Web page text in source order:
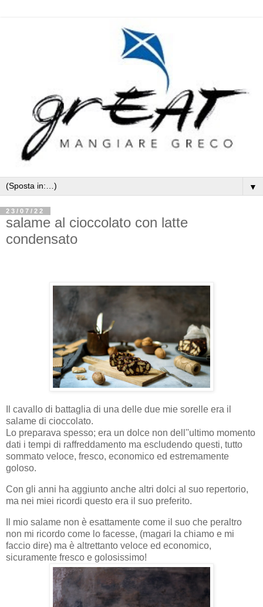
▼
23/07/22
salame al cioccolato con latte
condensato
Il cavallo di battaglia di una delle due mie sorelle era il
salame di cioccolato.
Lo preparava spesso; era un dolce non dell''ultimo momento
dati i tempi di raffreddamento ma escludendo questi, tutto
sommato veloce, fresco, economico ed estremamente
goloso.
Con gli anni ha aggiunto anche altri dolci al suo repertorio,
ma nei miei ricordi questo era il suo preferito.
Il mio salame non è esattamente come il suo che peraltro
non mi ricordo come lo facesse, (magari la chiamo e mi
faccio dire) ma è altrettanto veloce ed economico,
sicuramente fresco e golosissimo!